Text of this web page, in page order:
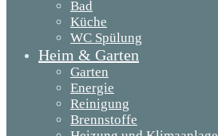
Bad
Küche
WC Spülung
Heim & Garten
Garten
Energie
Reinigung
Brennstoffe